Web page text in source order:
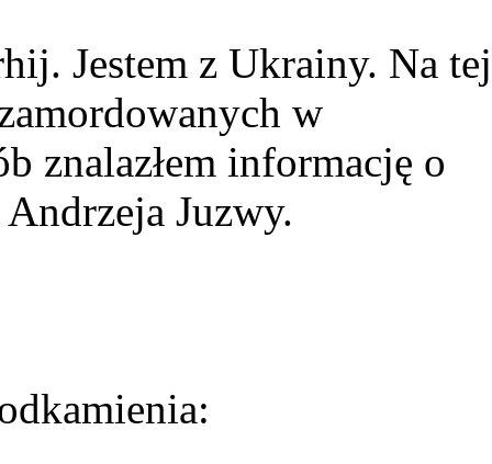
Jestem z Ukrainy. Na tej
w
znalazłem informację o
Juzwy.